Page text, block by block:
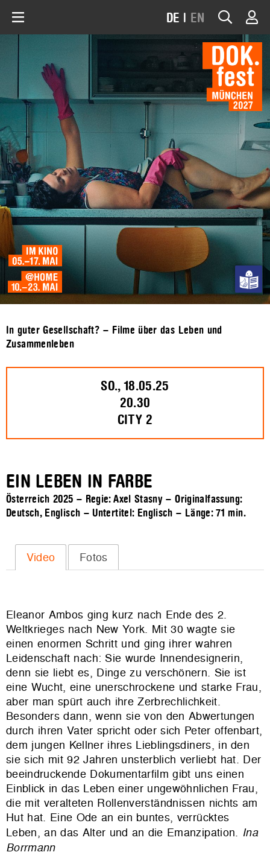
DE | EN
In guter Gesellschaft? – Filme über das Leben und
Zusammenleben
SO., 18.05.25
20.30
CITY 2
EIN LEBEN IN FARBE
Österreich 2025 – Regie: Axel Stasny – Originalfassung:
Deutsch, Englisch – Untertitel: Englisch – Länge:71 min.
Video Fotos
Eleanor Ambos ging kurz nach Ende des 2.
Weltkrieges nach New York. Mit 30wagte sie
einen enormen Schritt und ging ihrer wahren
Leidenschaft nach: Sie wurde Innendesignerin,
denn sie liebt es, Dinge zu verschönern. Sie ist
eine Wucht, eine unerschrockene und starke Frau,
aber man spürt auch ihre Zerbrechlichkeit.
Besonders dann, wenn sie von den Abwertungen
durch ihren Vater spricht oder sich Peter offenbart,
dem jungen Kellner ihres Lieblingsdiners, in den
sie sich mit 92 Jahren unsterblich verliebt hat. Der
beeindruckende Dokumentarfilm gibt uns einen
Einblick in das Leben einer ungewöhnlichen Frau,
die mit veralteten Rollenverständnissen nichts am
Hut hat. Eine Ode an ein buntes, verrücktes
Leben, an das Alter und an die Emanzipation. Ina
Borrmann